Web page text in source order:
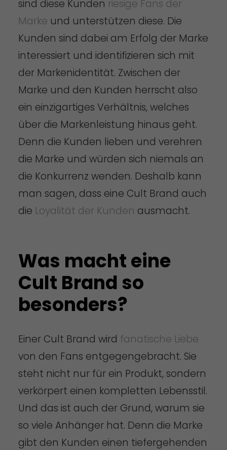
sind diese Kunden riesige Fans der
Marke und unterstützen diese. Die
Kunden sind dabei am Erfolg der Marke
interessiert und identifizieren sich mit
der Markenidentität. Zwischen der
Marke und den Kunden herrscht also
ein einzigartiges Verhältnis, welches
über die Markenleistung hinaus geht.
Denn die Kunden lieben und verehren
die Marke und würden sich niemals an
die Konkurrenz wenden. Deshalb kann
man sagen, dass eine Cult Brand auch
die Loyalität der Kunden ausmacht.
Was macht eine
Cult Brand so
besonders?
Einer Cult Brand wird fanatische Liebe
von den Fans entgegengebracht. Sie
steht nicht nur für ein Produkt, sondern
verkörpert einen kompletten Lebensstil.
Und das ist auch der Grund, warum sie
so viele Anhänger hat. Denn die Marke
gibt den Kunden einen tiefergehenden